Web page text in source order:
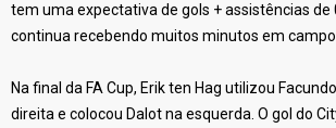
tem uma expectativa de gols + assistências de
continua recebendo muitos minutos em
Na final da FA Cup, Erik ten Hag utilizou
direita e colocou Dalot na esquerda. O gol do